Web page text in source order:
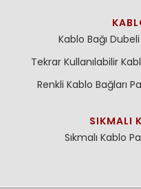
Kablo Bağı Dubeli
Tekrar Kullanılabilir
Renkli Kablo Bağları
SIKMALI
Sıkmalı Kablo